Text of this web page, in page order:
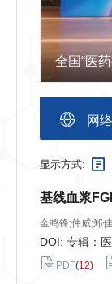
全国“医
网
显示方式:
基线血浆
金鸣锋;仲威;郑
DOI: 专辑：
PDF(12)